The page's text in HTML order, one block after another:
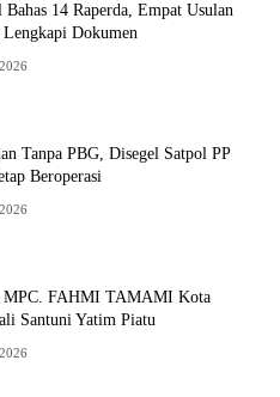
Bahas 14 Raperda, Empat Usulan
Dokumen
Tanpa PBG, Disegel Satpol PP
Beroperasi
MPC. FAHMI TAMAMI Kota
Santuni Yatim Piatu